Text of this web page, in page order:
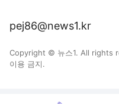
pej86@news1.kr
Copyright © 뉴스1. All rights
이용 금지.